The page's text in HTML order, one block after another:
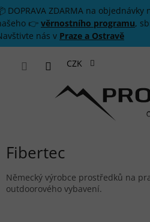
Přejít na obsah
DOPRAVA ZDARMA na
👉 věrnostního programu,
nás v Praze a Ostravě
CZK
Fibertec
Německý výrobce prostředků na
outdoorového vybavení.